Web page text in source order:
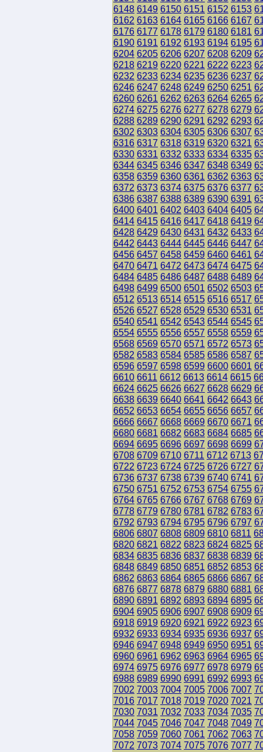
6148 6149 6150 6151 6152 6153
6162 6163 6164 6165 6166 6167
6176 6177 6178 6179 6180 6181
6190 6191 6192 6193 6194 6195
6204 6205 6206 6207 6208 6209
6218 6219 6220 6221 6222 6223
6232 6233 6234 6235 6236 6237
6246 6247 6248 6249 6250 6251
6260 6261 6262 6263 6264 6265
6274 6275 6276 6277 6278 6279
6288 6289 6290 6291 6292 6293
6302 6303 6304 6305 6306 6307
6316 6317 6318 6319 6320 6321
6330 6331 6332 6333 6334 6335
6344 6345 6346 6347 6348 6349
6358 6359 6360 6361 6362 6363
6372 6373 6374 6375 6376 6377
6386 6387 6388 6389 6390 6391
6400 6401 6402 6403 6404 6405
6414 6415 6416 6417 6418 6419
6428 6429 6430 6431 6432 6433
6442 6443 6444 6445 6446 6447
6456 6457 6458 6459 6460 6461
6470 6471 6472 6473 6474 6475
6484 6485 6486 6487 6488 6489
6498 6499 6500 6501 6502 6503
6512 6513 6514 6515 6516 6517
6526 6527 6528 6529 6530 6531
6540 6541 6542 6543 6544 6545
6554 6555 6556 6557 6558 6559
6568 6569 6570 6571 6572 6573
6582 6583 6584 6585 6586 6587
6596 6597 6598 6599 6600 6601
6610 6611 6612 6613 6614 6615
6624 6625 6626 6627 6628 6629
6638 6639 6640 6641 6642 6643
6652 6653 6654 6655 6656 6657
6666 6667 6668 6669 6670 6671
6680 6681 6682 6683 6684 6685
6694 6695 6696 6697 6698 6699
6708 6709 6710 6711 6712 6713
6722 6723 6724 6725 6726 6727
6736 6737 6738 6739 6740 6741
6750 6751 6752 6753 6754 6755
6764 6765 6766 6767 6768 6769
6778 6779 6780 6781 6782 6783
6792 6793 6794 6795 6796 6797
6806 6807 6808 6809 6810 6811
6820 6821 6822 6823 6824 6825
6834 6835 6836 6837 6838 6839
6848 6849 6850 6851 6852 6853
6862 6863 6864 6865 6866 6867
6876 6877 6878 6879 6880 6881
6890 6891 6892 6893 6894 6895
6904 6905 6906 6907 6908 6909
6918 6919 6920 6921 6922 6923
6932 6933 6934 6935 6936 6937
6946 6947 6948 6949 6950 6951
6960 6961 6962 6963 6964 6965
6974 6975 6976 6977 6978 6979
6988 6989 6990 6991 6992 6993
7002 7003 7004 7005 7006 7007
7016 7017 7018 7019 7020 7021
7030 7031 7032 7033 7034 7035
7044 7045 7046 7047 7048 7049
7058 7059 7060 7061 7062 7063
7072 7073 7074 7075 7076 7077